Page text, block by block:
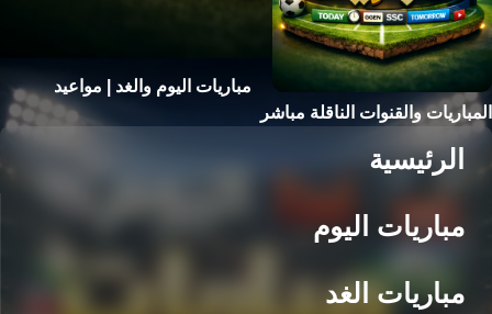
مباريات اليوم والغد | مواعيد
المباريات والقنوات الناقلة مباشر
الرئيسية
مباريات اليوم
مباريات الغد